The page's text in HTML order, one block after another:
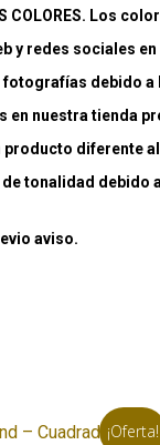
COLORES. Los
y redes sociales
debido
nuestra tienda
diferente
tonalidad debido
aviso.
¡Oferta!